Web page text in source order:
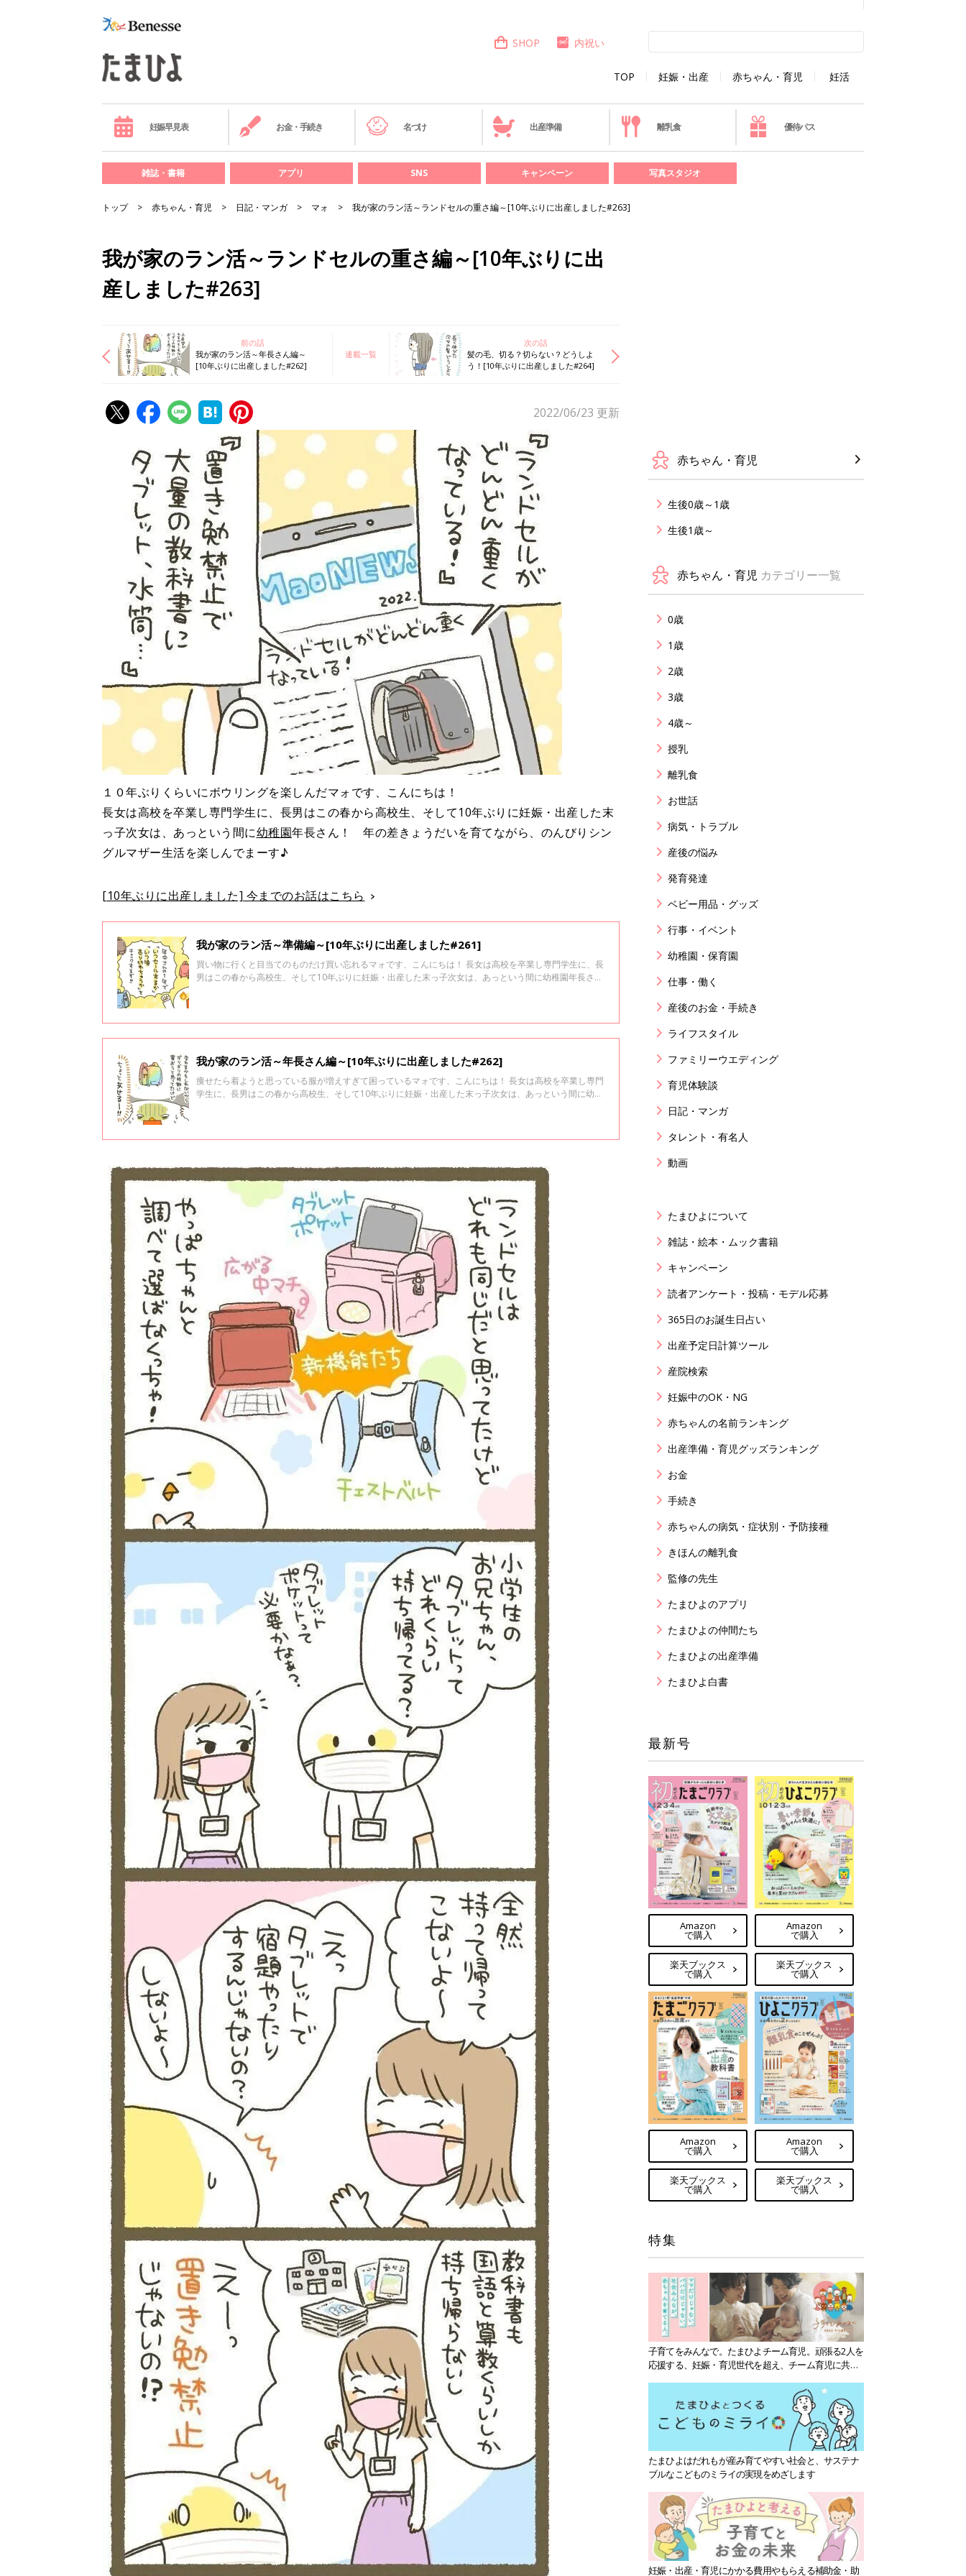
TOP 妊娠・出産 赤ちゃん・育児 妊活
SHOP 内祝い
妊娠早見表 お金・手続き 名づけ 出産準備 離乳食 優待パス
雑誌・書籍 アプリ SNS キャンペーン 写真スタジオ
トップ 赤ちゃん・育児 日記・マンガ マォ 我が家のラン活～ランドセルの重さ編～[10年ぶりに出産しました#263]
我が家のラン活～ランドセルの重さ編～[10年ぶりに出
産しました#263]
前の話
我が家のラン活～年長さん編～
[10年ぶりに出産しました#262]
連載一覧
次の話
髪の毛、切る？切らない？どうしよ
う！[10年ぶりに出産しました#264]
2022/06/23 更新
１０年ぶりくらいにボウリングを楽しんだマォです、こんにちは！
長女は高校を卒業し専門学生に、長男はこの春から高校生、そして10年ぶりに妊娠・出産した末
っ子次女は、あっという間に幼稚園年長さん！ 年の差きょうだいを育てながら、のんびりシン
グルマザー生活を楽しんでまーす♪
[10年ぶりに出産しました] 今までのお話はこちら
我が家のラン活～準備編～[10年ぶりに出産しました#261]
買い物に行くと目当てのものだけ買い忘れるマォです、こんにちは！ 長女は高校を卒業し専門学生に、長
男はこの春から高校生、そして10年ぶりに妊娠・出産した末っ子次女は、あっという間に幼稚園年長さ
我が家のラン活～年長さん編～[10年ぶりに出産しました#262]
痩せたら着ようと思っている服が増えすぎて困っているマォです、こんにちは！ 長女は高校を卒業し専門
学生に、長男はこの春から高校生、そして10年ぶりに妊娠・出産した末っ子次女は、あっという間に幼稚
赤ちゃん・育児
生後0歳～1歳
生後1歳～
赤ちゃん・育児 カテゴリー一覧
0歳
1歳
2歳
3歳
4歳～
授乳
離乳食
お世話
病気・トラブル
産後の悩み
発育発達
ベビー用品・グッズ
行事・イベント
幼稚園・保育園
仕事・働く
産後のお金・手続き
ライフスタイル
ファミリーウエディング
育児体験談
日記・マンガ
タレント・有名人
動画
たまひよについて
雑誌・絵本・ムック書籍
キャンペーン
読者アンケート・投稿・モデル応募
365日のお誕生日占い
出産予定日計算ツール
産院検索
妊娠中のOK・NG
赤ちゃんの名前ランキング
出産準備・育児グッズランキング
お金
手続き
赤ちゃんの病気・症状別・予防接種
きほんの離乳食
監修の先生
たまひよのアプリ
たまひよの仲間たち
たまひよの出産準備
たまひよ白書
最新号
Amazon
で購入
楽天ブックス
で購入
Amazon
で購入
楽天ブックス
で購入
Amazon
で購入
楽天ブックス
で購入
Amazon
で購入
楽天ブックス
で購入
特集
子育てをみんなで。たまひよチーム育児。頑張る2人を
応援する、妊娠・育児世代を超え、チーム育児に共感
たまひよはだれもが産み育てやすい社会と、サステナ
ブルなこどものミライの実現をめざします
妊娠・出産・育児にかかる費用やもらえる補助金・助